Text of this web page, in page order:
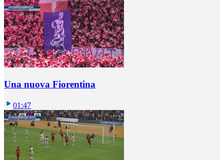
Una nuova Fiorentina
01:47